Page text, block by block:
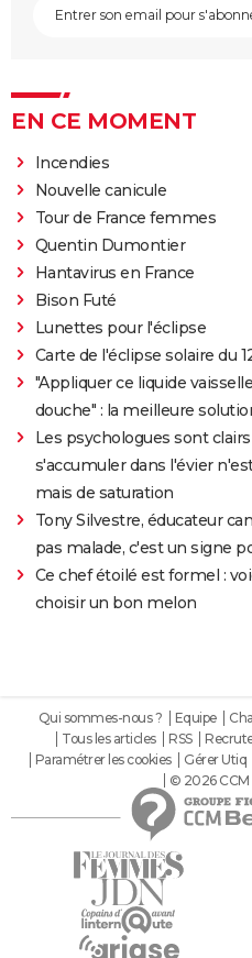
EN CE MOMENT
Incendies
Nouvelle canicule
Tour de France femmes
Quentin Dumontier
Hantavirus en France
Bison Futé
Lunettes pour l'éclipse
Carte de l'éclipse solaire du
"Appliquer ce liquide
douche" : la meilleure
Les psychologues sont
s'accumuler dans l'évier
mais de saturation
Tony Silvestre, éducateur
pas malade, c'est un signe
Ce chef étoilé est formel :
choisir un bon melon
Qui sommes-nous ? Equipe
Tous les articles
RSS
Paramétrer les cookies
Gérer Utiq
© 2026